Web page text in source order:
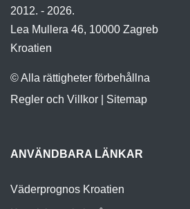
2012. - 2026.
Lea Mullera 46, 10000 Zagreb
Kroatien
© Alla rättigheter förbehållna
Regler och Villkor
Sitemap
ANVÄNDBARA LÄNKAR
Väderprognos Kroatien